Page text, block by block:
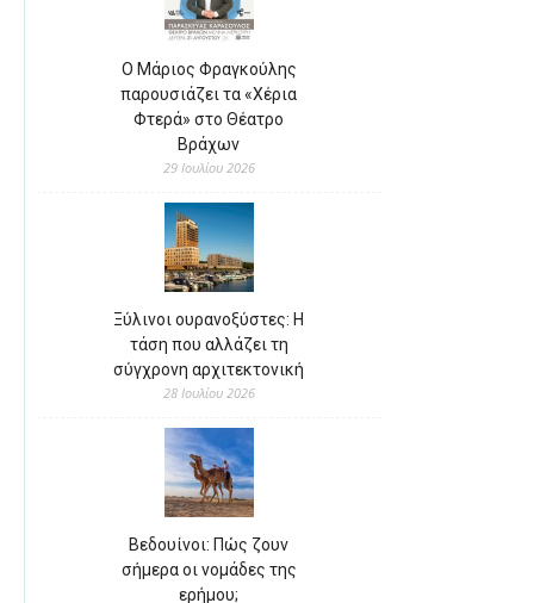
Ο Μάριος Φραγκούλης
παρουσιάζει τα «Χέρια
Φτερά» στο Θέατρο
Βράχων
29 Ιουλίου 2026
Ξύλινοι ουρανοξύστες: Η
τάση που αλλάζει τη
σύγχρονη αρχιτεκτονική
28 Ιουλίου 2026
Βεδουίνοι: Πώς ζουν
σήμερα οι νομάδες της
ερήμου;